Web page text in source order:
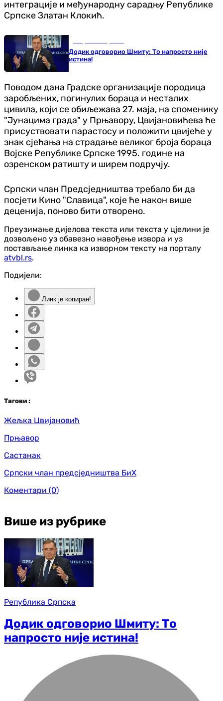
интеграције и међународну сарадњу Републике
Српске Златан Клокић.
Додик одговорио Шмиту: То напросто није
истина!
Поводом дана Градске организације породица
заробљених, погинулих бораца и несталих
цивила, који се обиљежава 27. маја, на споменику
"Јунацима града" у Прњавору, Цвијановићева ће
присуствовати парастосу и положити цвијеће у
знак сјећања на страдање великог броја бораца
Војске Републике Српске 1995. године на
озренском ратишту и ширем подручју.
Српски члан Предсједништва требало би да
посјети Кино "Славица", које ће након више
деценија, поново бити отворено.
Преузимање дијелова текста или текста у цјелини је
дозвољено уз обавезно навођење извора и уз
постављање линка ка изворном тексту на порталу
atvbl.rs.
Подијели:
Линк је копиран!
Тагови :
Жељка Цвијановић
Прњавор
Састанак
Српски члан предсједништва БиХ
Коментари (0)
Више из рубрике
Република Српска
Додик одговорио Шмиту: То
напросто није истина!